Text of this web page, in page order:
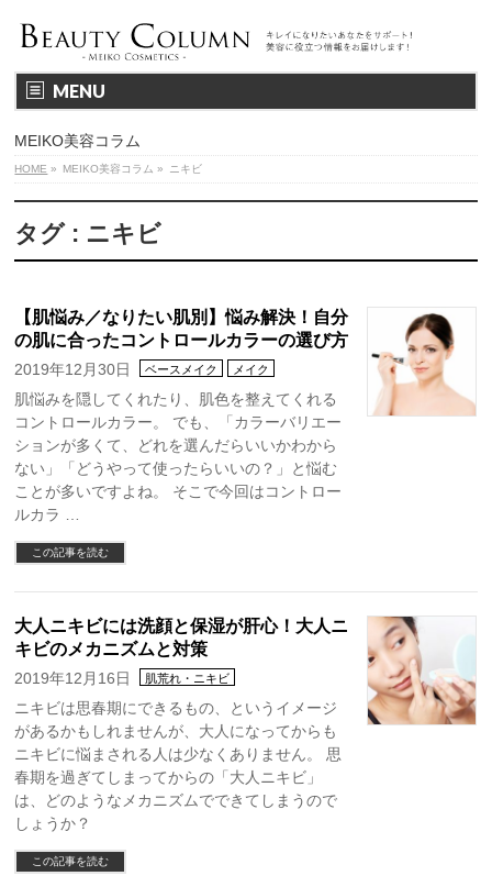
MENU
MEIKO美容コラム
HOME » MEIKO美容コラム » ニキビ
タグ : ニキビ
【肌悩み／なりたい肌別】悩み解決！自分
の肌に合ったコントロールカラーの選び方
2019年12月30日 ベースメイク メイク
肌悩みを隠してくれたり、肌色を整えてくれる
コントロールカラー。 でも、「カラーバリエー
ションが多くて、どれを選んだらいいかわから
ない」「どうやって使ったらいいの？」と悩む
ことが多いですよね。 そこで今回はコントロー
ルカラ …
この記事を読む
大人ニキビには洗顔と保湿が肝心！大人ニ
キビのメカニズムと対策
2019年12月16日 肌荒れ・ニキビ
ニキビは思春期にできるもの、というイメージ
があるかもしれませんが、大人になってからも
ニキビに悩まされる人は少なくありません。 思
春期を過ぎてしまってからの「大人ニキビ」
は、どのようなメカニズムでできてしまうので
しょうか？
この記事を読む